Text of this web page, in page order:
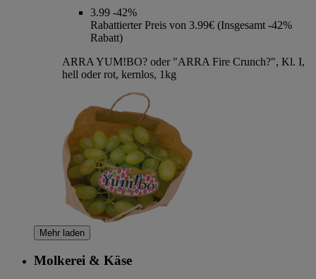
3.99 -42%
Rabattierter Preis von 3.99€ (Insgesamt -42%
Rabatt)
ARRA YUM!BO? oder "ARRA Fire Crunch?", Kl. I,
hell oder rot, kernlos, 1kg
Mehr laden
Molkerei & Käse